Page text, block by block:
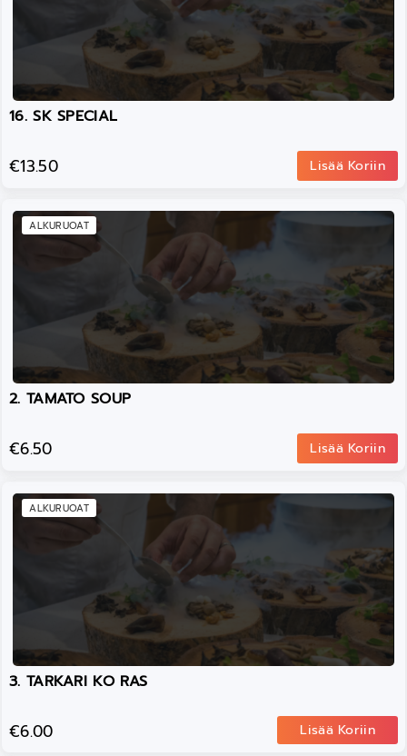
16. SK SPECIAL
€13.50 Lisää Koriin
ALKURUOAT
2. TAMATO SOUP
€6.50 Lisää Koriin
ALKURUOAT
3. TARKARI KO RAS
€6.00 Lisää Koriin